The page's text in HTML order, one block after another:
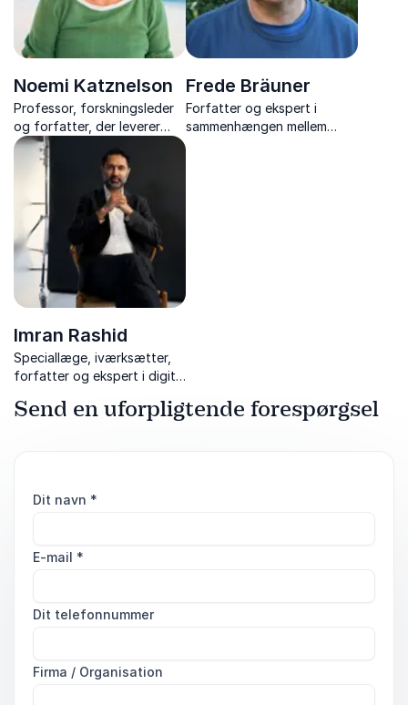
Noemi Katznelson
Professor, forskningsleder
og forfatter, der leverer
inspirerende foredrag om
unge, uddannelse,
motivation og
ungdomslivets udfordringer
Frede Bräuner
Forfatter og ekspert i
sammenhængen mellem
Imran Rashid
Speciallæge, iværksætter,
forfatter og ekspert i digital
Send en uforpligtende forespørgsel
Dit navn *
E-mail *
Dit telefonnummer
Firma / Organisation